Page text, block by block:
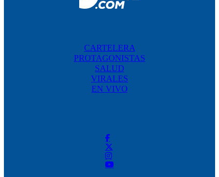
CARTELERA
PROTAGONISTAS
SALUD
VIRALES
EN VIVO